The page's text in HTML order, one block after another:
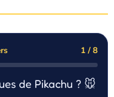
1 / 8
de Pikachu ? 🐭